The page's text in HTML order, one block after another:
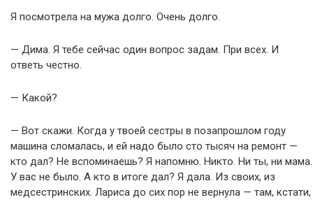
Я посмотрела на мужа долго. Очень долго.
— Дима. Я тебе сейчас один вопрос задам. При всех. И
ответь честно.
— Какой?
— Вот скажи. Когда у твоей сестры в позапрошлом году
машина сломалась, и ей надо было сто тысяч на ремонт —
кто дал? Не вспоминаешь? Я напомню. Никто. Ни ты, ни мама.
У вас не было. А кто в итоге дал? Я дала. Из своих, из
медсестринских. Лариса до сих пор не вернула — там, кстати,